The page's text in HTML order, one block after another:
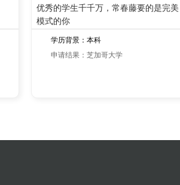
优秀的学生千千万，常春藤要的是完美
模式的你
学历背景：本科
申请结果：芝加哥大学